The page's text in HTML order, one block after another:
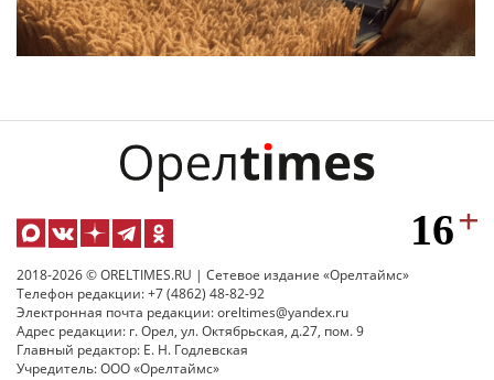
2018-2026 © ORELTIMES.RU | Сетевое издание «Орелтаймс»
Телефон редакции: +7 (4862) 48-82-92
Электронная почта редакции: oreltimes@yandex.ru
Адрес редакции: г. Орел, ул. Октябрьская, д.27, пом. 9
Главный редактор: Е. Н. Годлевская
Учредитель: ООО «Орелтаймс»